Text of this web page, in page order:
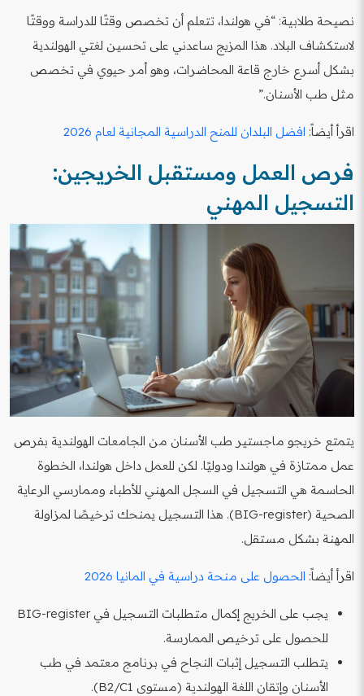
نصيحة طلابية: “في هولندا، تتعلم أن تخصص وقتًا للدراسة ووقتًا
لاستكشاف البلاد. هذا المزيج ساعدني على تحسين لغتي الهولندية
بشكل أسرع خارج قاعة المحاضرات، وهو أمر حيوي في تخصص
مثل طب الأسنان.”
اقرأ أيضاً: افضل البلدان للمنح الدراسية المجانية لعام 2026
فرص العمل ومستقبل الخريجين:
التسجيل المهني
يتمتع خريجو ماجستير طب الأسنان من الجامعات الهولندية بفرص
عمل ممتازة في هولندا ودوليًا. لكن للعمل داخل هولندا، الخطوة
الحاسمة هي التسجيل في السجل المهني للأطباء وممارسي الرعاية
الصحية (BIG-register). هذا التسجيل يمنحك ترخيصًا لمزاولة
المهنة بشكل مستقل.
اقرأ أيضاً: الحصول على منحة دراسية في المانيا 2026
يجب على الخريج إكمال متطلبات التسجيل في BIG-register
للحصول على ترخيص الممارسة.
يتطلب التسجيل إثبات النجاح في برنامج معتمد في طب
الأسنان وإتقان اللغة الهولندية (مستوى B2/C1).